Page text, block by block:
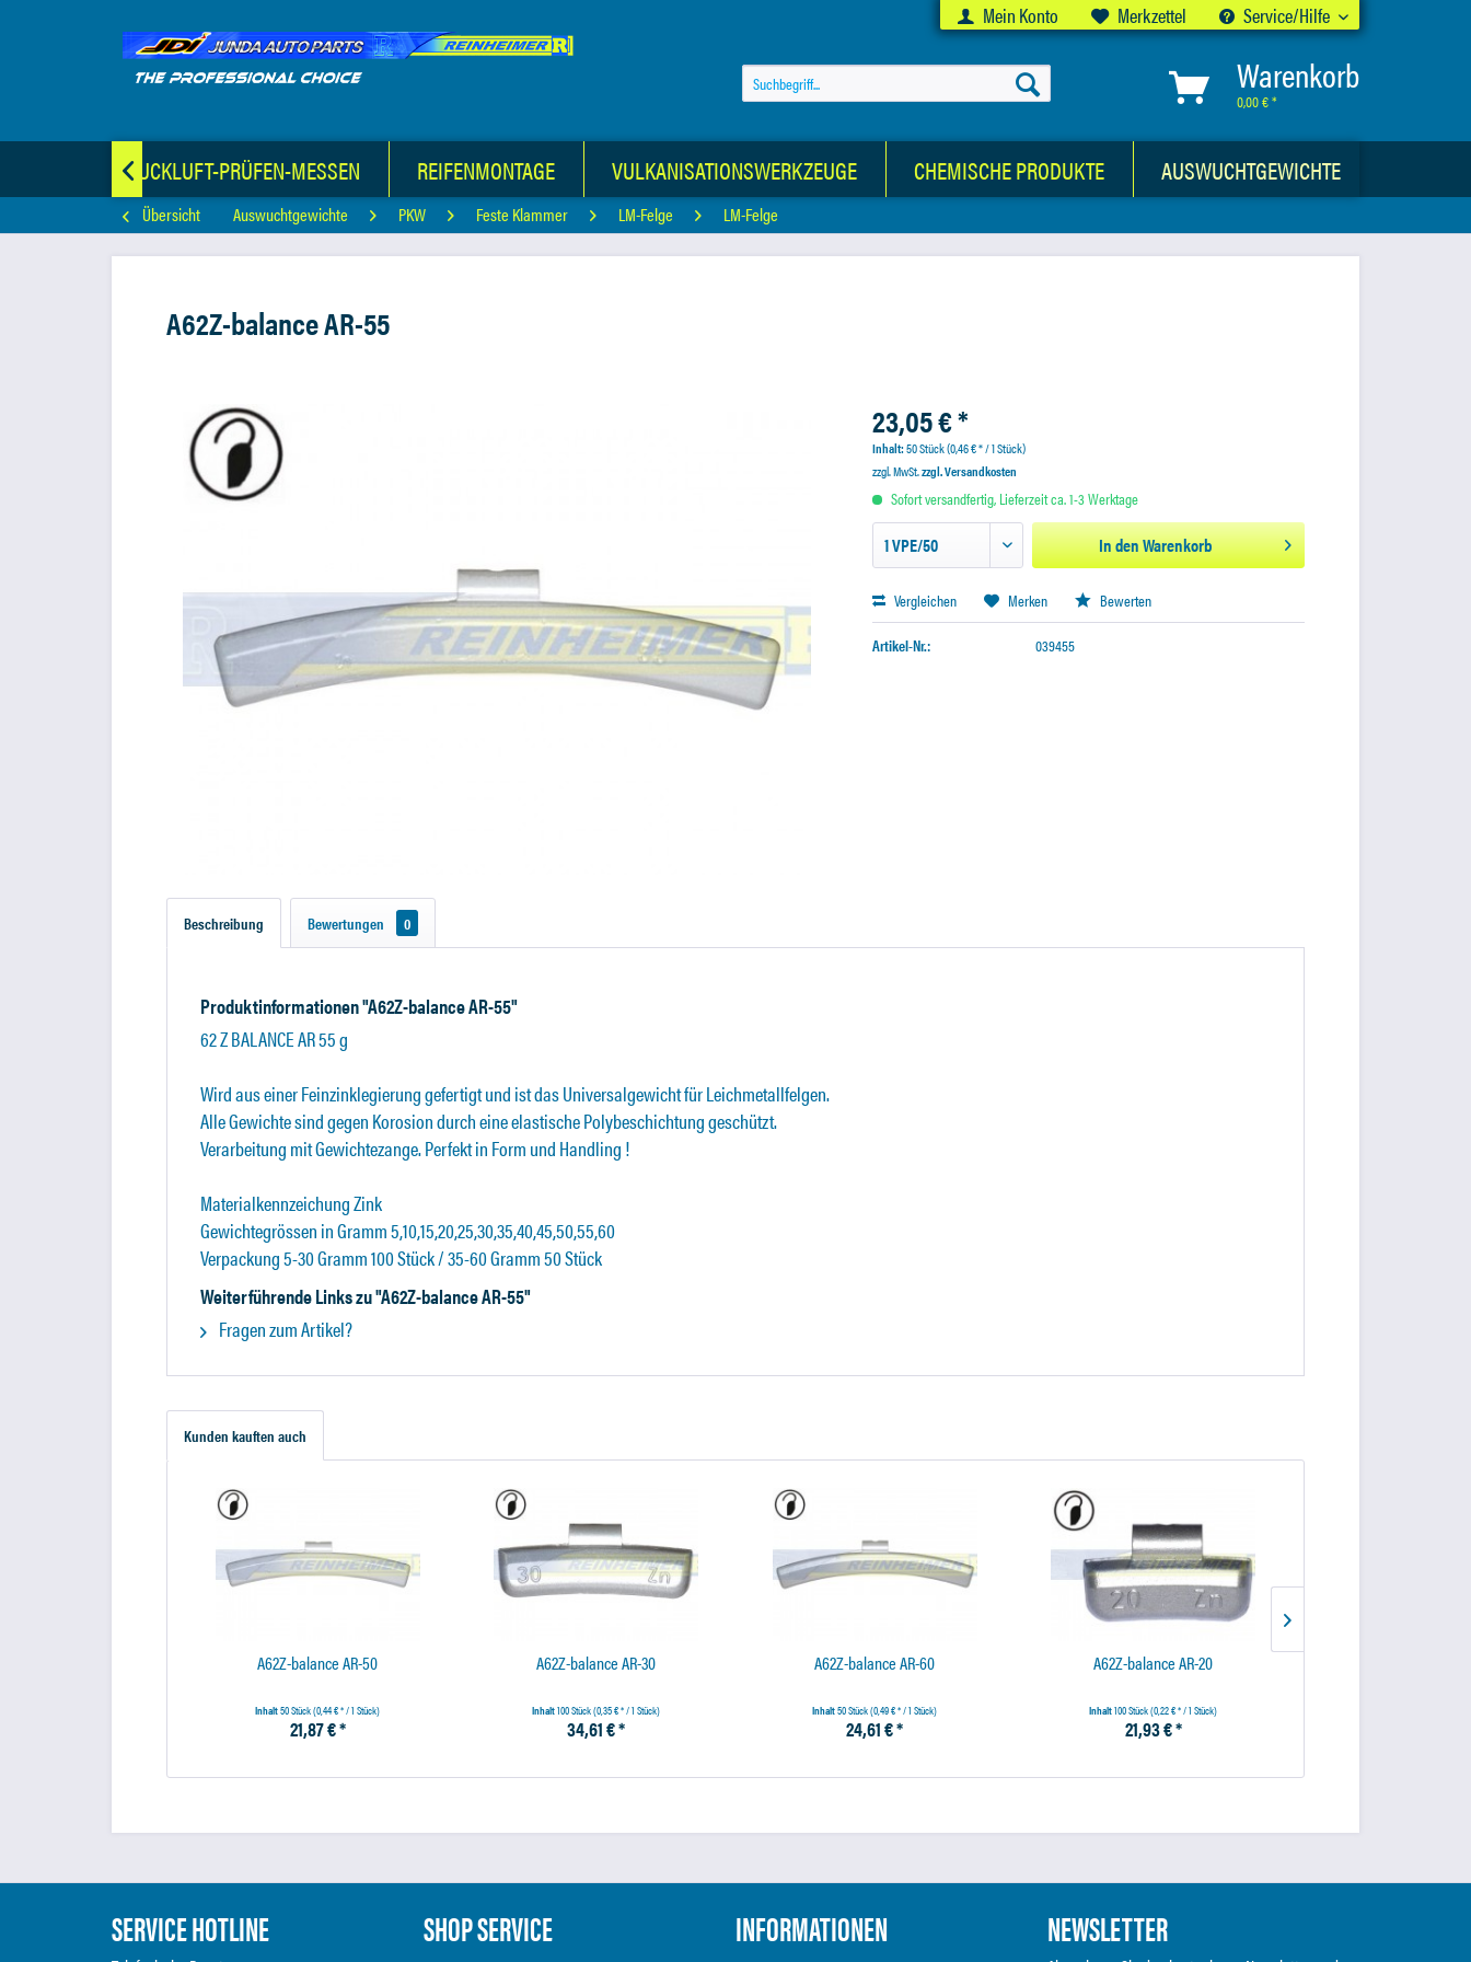
Mein Konto Merkzettel Service/Hilfe
Warenkorb
0,00 € *
DRUCKLUFT-PRÜFEN-MESSEN REIFENMONTAGE VULKANISATIONSWERKZEUGE CHEMISCHE PRODUKTE AUSWUCHTGEWICHTE

Übersicht Auswuchtgewichte PKW Feste Klammer LM-Felge LM-Felge
A62Z-balance AR-55
23,05 € *
Inhalt:50 Stück (0,46 € * / 1 Stück)
zzgl. MwSt.zzgl. Versandkosten
Sofort versandfertig, Lieferzeit ca. 1-3 Werktage
In denWarenkorb
Vergleichen Merken Bewerten
Artikel-Nr.: 039455
Beschreibung Bewertungen 0
Produktinformationen "A62Z-balance AR-55"
62 Z BALANCE AR 55 g
Wird aus einer Feinzinklegierung gefertigt und ist das Universalgewicht für Leichmetallfelgen.
Alle Gewichte sind gegen Korosion durch eine elastische Polybeschichtung geschützt.
Verarbeitung mit Gewichtezange. Perfekt in Form und Handling !
Materialkennzeichung Zink
Gewichtegrössen in Gramm 5,10,15,20,25,30,35,40,45,50,55,60
Verpackung 5-30 Gramm 100 Stück / 35-60 Gramm 50 Stück
Weiterführende Links zu "A62Z-balance AR-55"
Fragen zum Artikel?
Kunden kauften auch
A62Z-balance AR-50
Inhalt50 Stück(0,44 € * / 1 Stück)
21,87 € *
A62Z-balance AR-30
Inhalt100 Stück(0,35 € * / 1 Stück)
34,61 € *
A62Z-balance AR-60
Inhalt50 Stück(0,49 € * / 1 Stück)
24,61 € *
A62Z-balance AR-20
Inhalt100 Stück(0,22 € * / 1 Stück)
21,93 € *
SERVICE HOTLINE SHOP SERVICE INFORMATIONEN NEWSLETTER